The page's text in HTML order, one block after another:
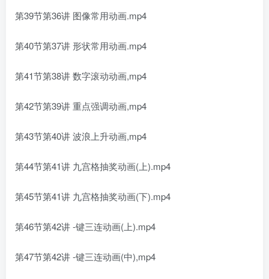
第39节第36讲 图像常用动画.mp4
第40节第37讲 形状常用动画.mp4
第41节第38讲 数字滚动动画,mp4
第42节第39讲 重点强调动画,mp4
第43节第40讲 波浪上升动画,mp4
第44节第41讲 九宫格抽奖动画(上).mp4
第45节第41讲 九宫格抽奖动画(下).mp4
第46节第42讲 -键三连动画(上).mp4
第47节第42讲 -键三连动画(中),mp4